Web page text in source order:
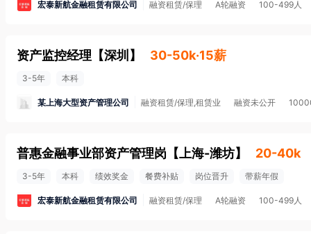
宏泰新航金融租赁有限公司 融资租赁/保理 A轮融资 100-499人
资产监控经理 【深圳 】 30-50k·15薪
3-5年 本科
某上海大型资产管理公司 融资租赁/保理,租赁业 融资未公开
普惠金融事业部资产管理岗 【 上海-潍坊】 20-40k
3-5年 本科 绩效奖金 餐费补贴 岗位晋升 带薪年假
宏泰新航金融租赁有限公司 融资租赁/保理 A轮融资 100-499人